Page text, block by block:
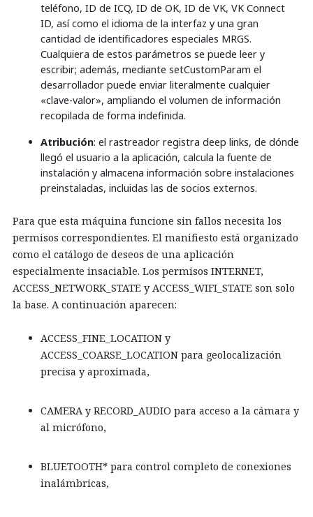
teléfono, ID de ICQ, ID de OK, ID de VK, VK Connect
ID, así como el idioma de la interfaz y una gran
cantidad de identificadores especiales MRGS.
Cualquiera de estos parámetros se puede leer y
escribir; además, mediante setCustomParam el
desarrollador puede enviar literalmente cualquier
«clave-valor», ampliando el volumen de información
recopilada de forma indefinida.
Atribución: el rastreador registra deep links, de dónde
llegó el usuario a la aplicación, calcula la fuente de
instalación y almacena información sobre instalaciones
preinstaladas, incluidas las de socios externos.
Para que esta máquina funcione sin fallos necesita los
permisos correspondientes. El manifiesto está organizado
como el catálogo de deseos de una aplicación
especialmente insaciable. Los permisos INTERNET,
ACCESS_NETWORK_STATE y ACCESS_WIFI_STATE son solo
la base. A continuación aparecen:
ACCESS_FINE_LOCATION y
ACCESS_COARSE_LOCATION para geolocalización
precisa y aproximada,
CAMERA y RECORD_AUDIO para acceso a la cámara y
al micrófono,
BLUETOOTH* para control completo de conexiones
inalámbricas,